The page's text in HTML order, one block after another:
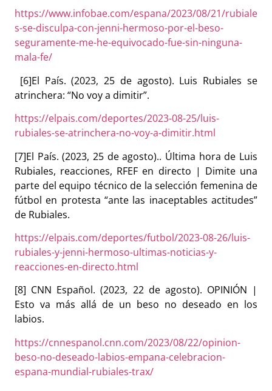
https://www.infobae.com/espana/2023/08/21/rubiale
s-se-disculpa-con-jenni-hermoso-por-el-beso-
seguramente-me-he-equivocado-fue-sin-ninguna-
mala-fe/
[6]El País. (2023, 25 de agosto). Luis Rubiales se
atrinchera: “No voy a dimitir”.
https://elpais.com/deportes/2023-08-25/luis-
rubiales-se-atrinchera-no-voy-a-dimitir.html
[7]El País. (2023, 25 de agosto).. Última hora de Luis
Rubiales, reacciones, RFEF en directo | Dimite una
parte del equipo técnico de la selección femenina de
fútbol en protesta “ante las inaceptables actitudes”
de Rubiales.
https://elpais.com/deportes/futbol/2023-08-26/luis-
rubiales-y-jenni-hermoso-ultimas-noticias-y-
reacciones-en-directo.html
[8] CNN Español. (2023, 22 de agosto). OPINIÓN |
Esto va más allá de un beso no deseado en los
labios.
https://cnnespanol.cnn.com/2023/08/22/opinion-
beso-no-deseado-labios-empana-celebracion-
espana-mundial-rubiales-trax/